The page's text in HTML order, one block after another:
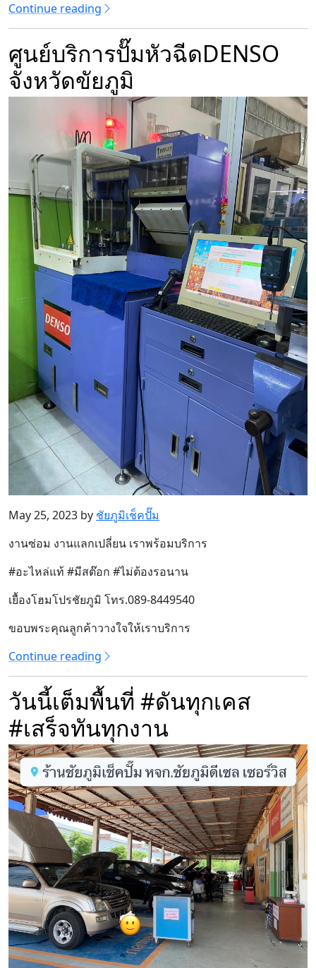
Continue reading
ศูนย์บริการปั๊มหัวฉีดDENSO
จังหวัดขัยภูมิ
May 25, 2023 by ชัยภูมิเช็คปั๊ม
งานซ่อม งานแลกเปลี่ยน เราพร้อมบริการ
#อะไหล่แท้ #มีสต๊อก #ไม่ต้องรอนาน
เยื้องโฮมโปรชัยภูมิ โทร.089-8449540
ขอบพระคุณลูกค้าวางใจให้เราบริการ
Continue reading
วันนี้เต็มพื้นที่ #ดันทุกเคส
#เสร็จทันทุกงาน